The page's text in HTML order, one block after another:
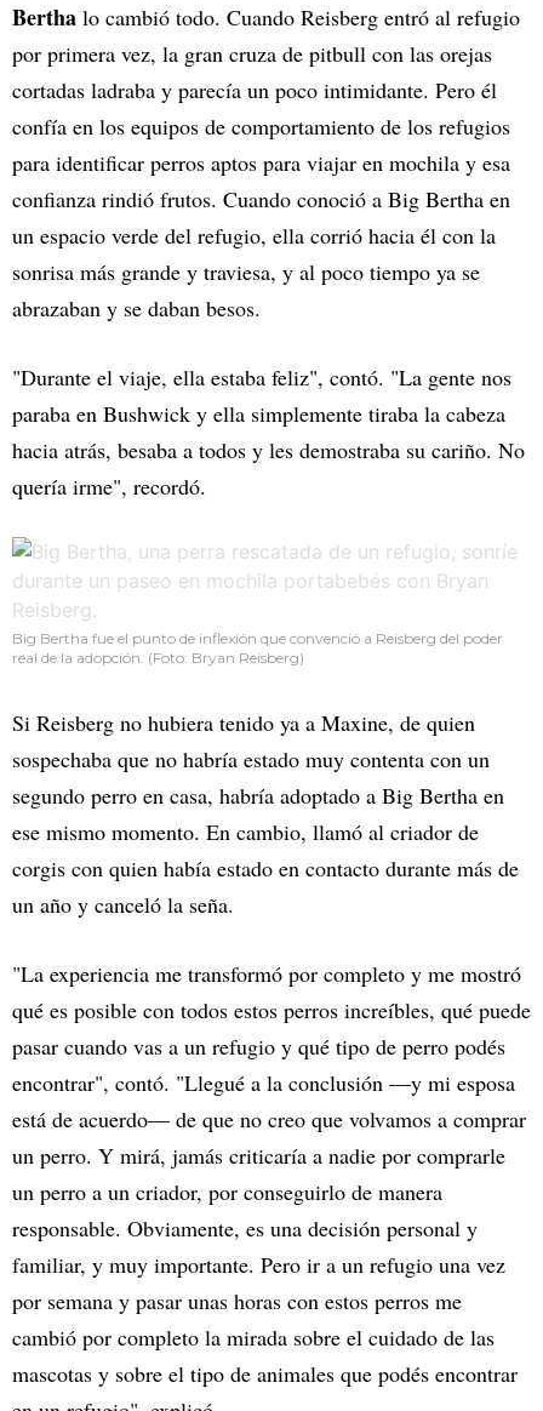
Bertha lo cambió todo. Cuando Reisberg entró al refugio
por primera vez, la gran cruza de pitbull con las orejas
cortadas ladraba y parecía un poco intimidante. Pero él
confía en los equipos de comportamiento de los refugios
para identificar perros aptos para viajar en mochila y esa
confianza rindió frutos. Cuando conoció a Big Bertha en
un espacio verde del refugio, ella corrió hacia él con la
sonrisa más grande y traviesa, y al poco tiempo ya se
abrazaban y se daban besos.
"Durante el viaje, ella estaba feliz", contó. "La gente nos
paraba en Bushwick y ella simplemente tiraba la cabeza
hacia atrás, besaba a todos y les demostraba su cariño. No
quería irme", recordó.
Big Bertha fue el punto de inflexión que convenció a Reisberg del poder
real de la adopción. (Foto: Bryan Reisberg)
Si Reisberg no hubiera tenido ya a Maxine, de quien
sospechaba que no habría estado muy contenta con un
segundo perro en casa, habría adoptado a Big Bertha en
ese mismo momento. En cambio, llamó al criador de
corgis con quien había estado en contacto durante más de
un año y canceló la seña.
"La experiencia me transformó por completo y me mostró
qué es posible con todos estos perros increíbles, qué puede
pasar cuando vas a un refugio y qué tipo de perro podés
encontrar", contó. "Llegué a la conclusión —y mi esposa
está de acuerdo— de que no creo que volvamos a comprar
un perro. Y mirá, jamás criticaría a nadie por comprarle
un perro a un criador, por conseguirlo de manera
responsable. Obviamente, es una decisión personal y
familiar, y muy importante. Pero ir a un refugio una vez
por semana y pasar unas horas con estos perros me
cambió por completo la mirada sobre el cuidado de las
mascotas y sobre el tipo de animales que podés encontrar